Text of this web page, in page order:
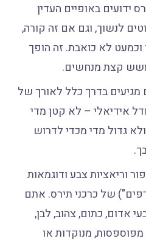
ידועים באופיים העדין
לנשוך, וגם אם זה קורה,
לא כואבת. זה הופך
קצת מנחשים.
מגיעים בדרך כלל לאורך של
אידיאלי – לא קטן מדי
גדול מדי מכדי לדרוש
וריאציות צבע ודוגמאות
של כרכני תירס. אתם
אדום, כתום, צהוב, לבן,
מנוקדות או